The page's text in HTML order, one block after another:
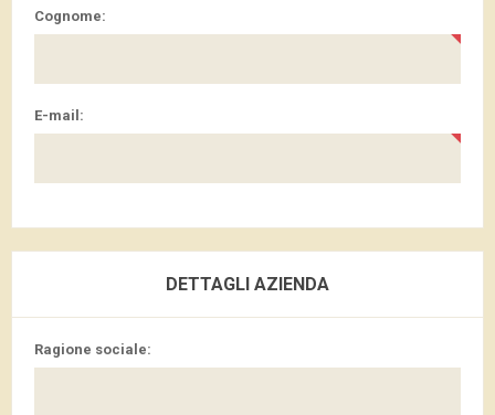
Cognome:
E-mail:
DETTAGLI AZIENDA
Ragione sociale: